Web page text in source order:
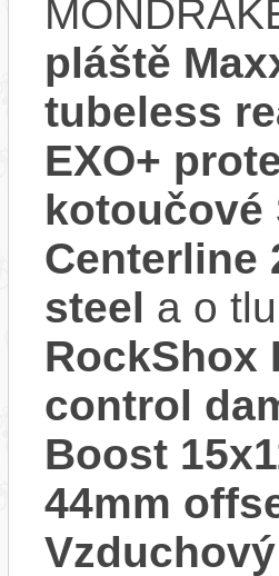
pláště
tubeless
EXO+
kotoučové
Centerline
steel a o
RockShox
control
Boost
44mm